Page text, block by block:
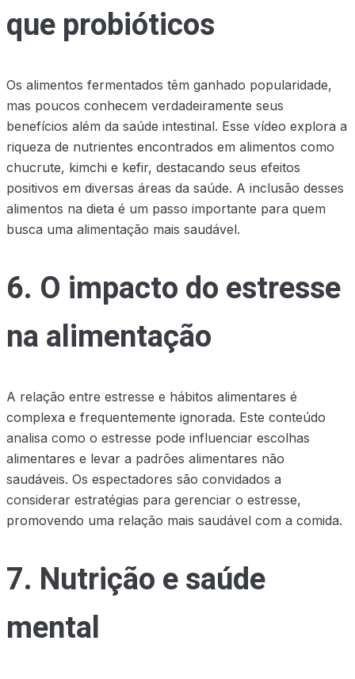
que probióticos
Os alimentos fermentados têm ganhado popularidade,
mas poucos conhecem verdadeiramente seus
benefícios além da saúde intestinal. Esse vídeo explora a
riqueza de nutrientes encontrados em alimentos como
chucrute, kimchi e kefir, destacando seus efeitos
positivos em diversas áreas da saúde. A inclusão desses
alimentos na dieta é um passo importante para quem
busca uma alimentação mais saudável.
6. O impacto do estresse
na alimentação
A relação entre estresse e hábitos alimentares é
complexa e frequentemente ignorada. Este conteúdo
analisa como o estresse pode influenciar escolhas
alimentares e levar a padrões alimentares não
saudáveis. Os espectadores são convidados a
considerar estratégias para gerenciar o estresse,
promovendo uma relação mais saudável com a comida.
7. Nutrição e saúde
mental